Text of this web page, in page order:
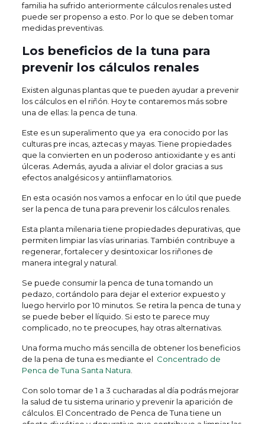
familia ha sufrido anteriormente cálculos renales usted
puede ser propenso a esto. Por lo que se deben tomar
medidas preventivas.
Los beneficios de la tuna para
prevenir los cálculos renales
Existen algunas plantas que te pueden ayudar a prevenir
los cálculos en el riñón. Hoy te contaremos más sobre
una de ellas: la penca de tuna.
Este es un superalimento que ya era conocido por las
culturas pre incas, aztecas y mayas. Tiene propiedades
que la convierten en un poderoso antioxidante y es anti
úlceras. Además, ayuda a aliviar el dolor gracias a sus
efectos analgésicos y antiinflamatorios.
En esta ocasión nos vamos a enfocar en lo útil que puede
ser la penca de tuna para prevenir los cálculos renales.
Esta planta milenaria tiene propiedades depurativas, que
permiten limpiar las vías urinarias. También contribuye a
regenerar, fortalecer y desintoxicar los riñones de
manera integral y natural.
Se puede consumir la penca de tuna tomando un
pedazo, cortándolo para dejar el exterior expuesto y
luego hervirlo por 10 minutos. Se retira la penca de tuna y
se puede beber el líquido. Si esto te parece muy
complicado, no te preocupes, hay otras alternativas.
Una forma mucho más sencilla de obtener los beneficios
de la pena de tuna es mediante el Concentrado de
Penca de Tuna Santa Natura.
Con solo tomar de 1 a 3 cucharadas al día podrás mejorar
la salud de tu sistema urinario y prevenir la aparición de
cálculos. El Concentrado de Penca de Tuna tiene un